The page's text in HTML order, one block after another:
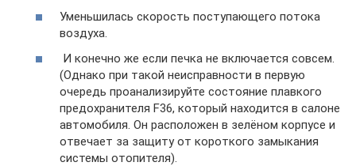
Уменьшилась скорость поступающего потока
воздуха.
И конечно же если печка не включается совсем.
(Однако при такой неисправности в первую
очередь проанализируйте состояние плавкого
предохранителя F36, который находится в салоне
автомобиля. Он расположен в зелёном корпусе и
отвечает за защиту от короткого замыкания
системы отопителя).